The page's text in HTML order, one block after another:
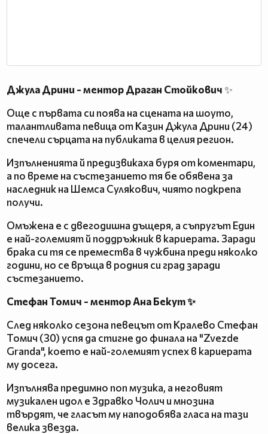
Джула Дрини - ментор Драган Стойкович✨
Още с първата си поява на сцената на шоуто,
талантливата певица от Казин Джула Дрини (24)
спечели сърцата на публиката в целия регион.
Изпълненията й предизвикаха буря от коментари,
а по време на състезанието тя бе обявена за
наследник на Шемса Сулякович, чиято подкрепа
получи.
Омъжена е с двегодишна дъщеря, а съпругът Един
е най-големият й поддръжник в кариерата. Заради
брака си тя се премества в чужбина преди няколко
години, но се връща в родния си град заради
състезанието.
Стефан Томич - ментор Ана Бекут ✨
След няколко сезона певецът от Кралево Стефан
Томич (30) успя да стигне до финала на "Zvezdе
Granda", което е най-големият успех в кариерата
му досега.
Изпълнява предимно поп музика, а неговият
музикален идол е Здравко Чолич и мнозина
твърдят, че гласът му наподобява гласа на тази
велика звезда.